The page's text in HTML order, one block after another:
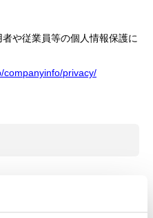
や従業員等の個人情報保護に
companyinfo/privacy/
アカウントは、下記の通りで